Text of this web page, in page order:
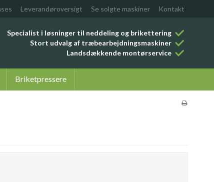
Leverandøroversigt Se solgte maskiner Kontakt
Specialist i løsninger til neddeling og brikettering
Stort udvalg af træbearbejdningsmaskiner
Landsdækkende montørservice
Briketpressere